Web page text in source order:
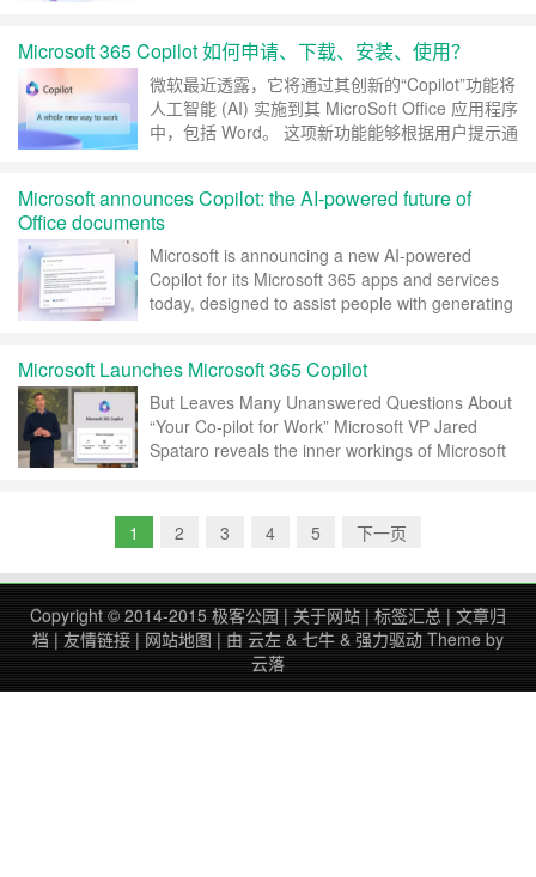
的工作效率。 该新颖性从今天起面向所有订阅者
发布，标志着……继续阅读 »
Microsoft 365 Copilot 如何申请、下载、安装、使用？
微软最近透露，它将通过其创新的“Copilot”功能将
人工智能 (AI) 实施到其 MicroSoft Office 应用程序
中，包括 Word。 这项新功能能够根据用户提示通
算机上的其他文档。它可以帮助我们撰写文档、制
作表格、设计演示文稿等等。但是，有时候我们也
会遇到一……继续阅读 »
Microsoft announces Copilot: the AI-powered future of
Office documents
Microsoft is announcing a new AI-powered
Copilot for its Microsoft 365 apps and services
today, designed to assist people with generating
Microsoft Launches Microsoft 365 Copilot
But Leaves Many Unanswered Questions About
“Your Co-pilot for Work” Microsoft VP Jared
Spataro reveals the inner workings of Microsoft
1
2 3 4 5 下一页
Copyright © 2014-2015 极客公园 | 关于网站 | 标签汇总 | 文章归
档 | 友情链接 | 网站地图 | 由 云左 & 七牛 & 强力驱动 Theme by
云落